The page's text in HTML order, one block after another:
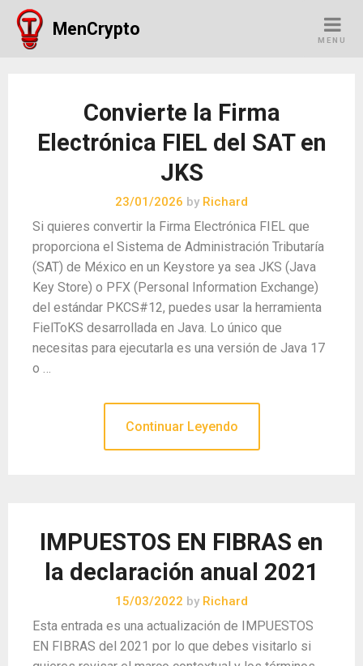
Skip
content
MenCrypto
MENU
Convierte la Firma
Electrónica FIEL del SAT en
JKS
23/01/2026 by Richard
Si quieres convertir la Firma Electrónica FIEL que
proporciona el Sistema de Administración Tributaría
(SAT) de México en un Keystore ya sea JKS (Java
Key Store) o PFX (Personal Information Exchange)
del estándar PKCS#12, puedes usar la herramienta
FielToKS desarrollada en Java. Lo único que
necesitas para ejecutarla es una versión de Java 17
o …
Continuar Leyendo
IMPUESTOS EN FIBRAS en
la declaración anual 2021
15/03/2022 by Richard
Esta entrada es una actualización de IMPUESTOS
EN FIBRAS del 2021 por lo que debes visitarlo si